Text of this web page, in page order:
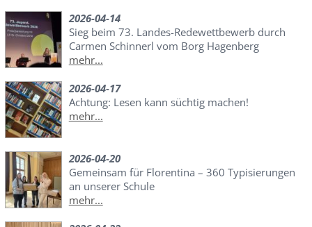
2026-04-14
Sieg beim 73. Landes-Redewettbewerb durch
Carmen Schinnerl vom Borg Hagenberg
mehr...
2026-04-17
Achtung: Lesen kann süchtig machen!
mehr...
2026-04-20
Gemeinsam für Florentina – 360 Typisierungen
an unserer Schule
mehr...